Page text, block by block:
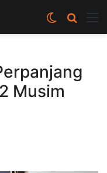
Cari
berita
Switch
skin
Musim